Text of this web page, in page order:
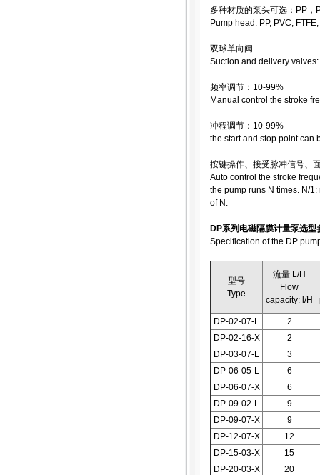
多种材质的泵头可选：PP，
Pump head: PP, PVC,
双球单向阀
Suction and delivery
频率调节：10-99%
Manual control the stroke
冲程调节：10-99%
the start and stop point can
按键操作、接受脉冲信号、
Auto control the stroke
the pump runs N times. N/
of N.
DP系列电磁隔膜计量泵选型
Specification of the DP
型号
Type
流量 L/H
Flow
capacity: l/H
DP-02-07-L
2
DP-02-16-X
2
DP-03-07-L
3
DP-06-05-L
6
DP-06-07-X
6
DP-09-02-L
9
DP-09-07-X
9
DP-12-07-X
12
DP-15-03-X
15
DP-20-03-X
20